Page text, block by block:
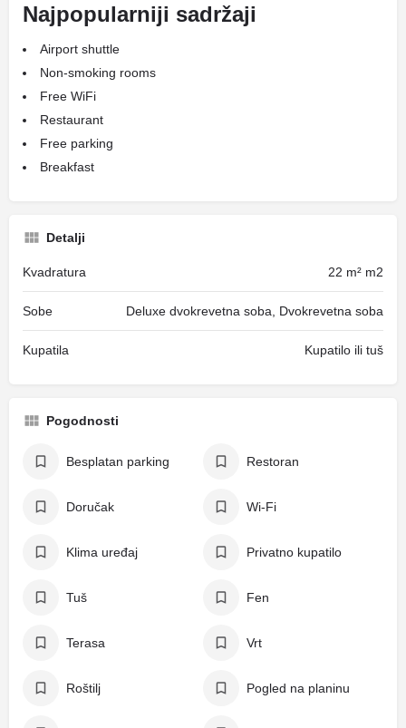
Najpopularniji sadržaji
Airport shuttle
Non-smoking rooms
Free WiFi
Restaurant
Free parking
Breakfast
Detalji
Kvadratura 22 m² m2
Sobe Deluxe dvokrevetna soba, Dvokrevetna soba
Kupatila Kupatilo ili tuš
Pogodnosti
Besplatan parking Restoran
Doručak Wi-Fi
Klima uređaj Privatno kupatilo
Tuš Fen
Terasa Vrt
Roštilj Pogled na planinu